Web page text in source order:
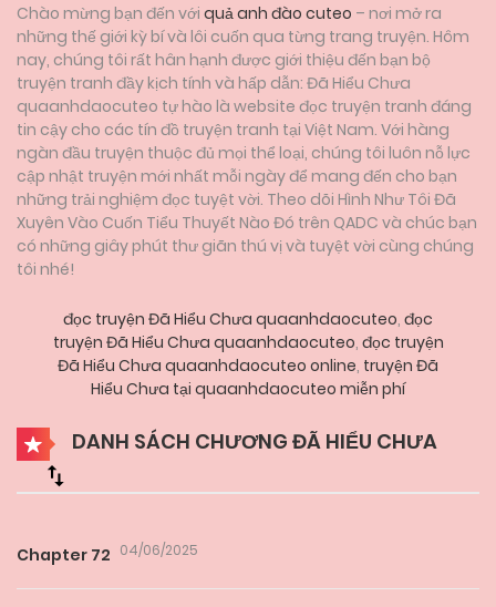
Chào mừng bạn đến với quả anh đào cuteo – nơi mở ra
những thế giới kỳ bí và lôi cuốn qua từng trang truyện. Hôm
nay, chúng tôi rất hân hạnh được giới thiệu đến bạn bộ
truyện tranh đầy kịch tính và hấp dẫn: Đã Hiểu Chưa
quaanhdaocuteo tự hào là website đọc truyện tranh đáng
tin cậy cho các tín đồ truyện tranh tại Việt Nam. Với hàng
ngàn đầu truyện thuộc đủ mọi thể loại, chúng tôi luôn nỗ lực
cập nhật truyện mới nhất mỗi ngày để mang đến cho bạn
những trải nghiệm đọc tuyệt vời. Theo dõi Hình Như Tôi Đã
Xuyên Vào Cuốn Tiểu Thuyết Nào Đó trên QADC và chúc bạn
có những giây phút thư giãn thú vị và tuyệt vời cùng chúng
tôi nhé!
đọc truyện Đã Hiểu Chưa quaanhdaocuteo, đọc
truyện Đã Hiểu Chưa quaanhdaocuteo, đọc truyện
Đã Hiểu Chưa quaanhdaocuteo online, truyện Đã
Hiểu Chưa tại quaanhdaocuteo miễn phí
DANH SÁCH CHƯƠNG ĐÃ HIỂU CHƯA
Chapter 72 04/06/2025